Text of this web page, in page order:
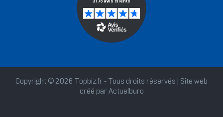
Copyright © 2026 Topbiz.fr - Tous droits réservés | Site web
créé par Actuelburo